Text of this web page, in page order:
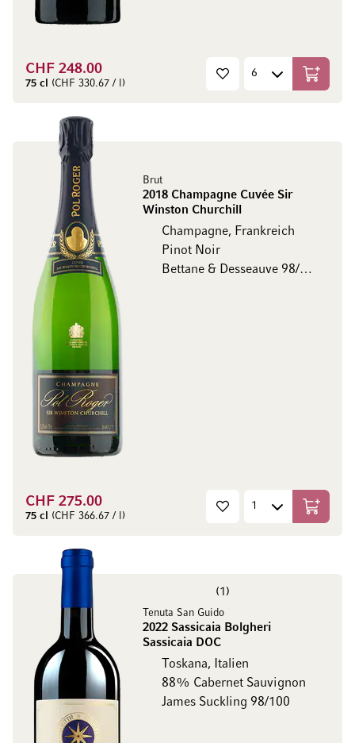
CHF 248.00
75 cl (CHF 330.67 / l) In den
Brut
2018 Champagne Cuvée Sir
Winston Churchill
Champagne, Frankreich
Pinot Noir
Bettane & Desseauve 98/100
CHF 275.00
75 cl (CHF 366.67 / l) In den
1
Tenuta San Guido
2022 Sassicaia Bolgheri
Sassicaia DOC
Toskana, Italien
88% Cabernet Sauvignon
James Suckling 98/100